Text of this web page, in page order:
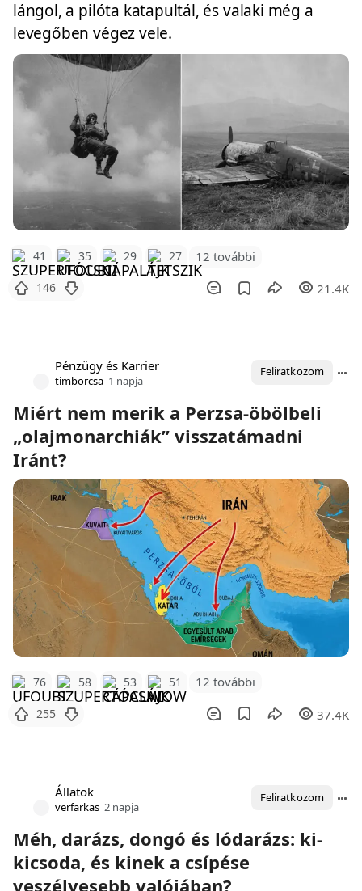
lángol, a pilóta katapultál, és valaki még a
levegőben végez vele.
41 35 29 27 12 további
146 21.4K
Pénzügy és Karrier
timborcsa 1 napja
Feliratkozom
Miért nem merik a Perzsa-öbölbeli
„olajmonarchiák” visszatámadni
Iránt?
76 58 53 51 12 további
255 37.4K
Állatok
verfarkas 2 napja
Feliratkozom
Méh, darázs, dongó és lódarázs: ki-
kicsoda, és kinek a csípése
veszélyesebb valójában?